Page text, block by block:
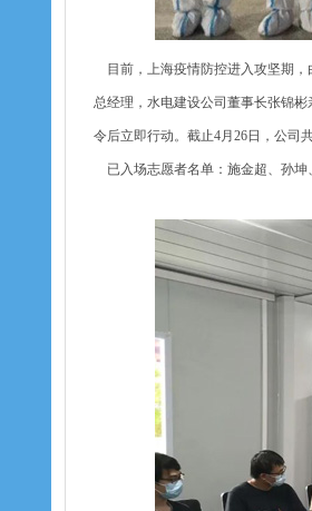
目前，上海疫情防控进入攻坚期，
总经理，水电建设公司董事长张锦
令后立即行动。截止4月26日，公司
已入场志愿者名单：施金超、孙坤